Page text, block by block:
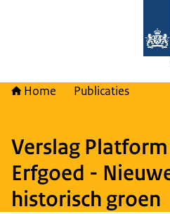
Home Publicaties
Verslag
Erfgoed -
historisch groen